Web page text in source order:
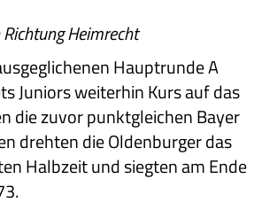
Heimrecht
Hauptrunde A
Juniors weiterhin Kurs auf das
die zuvor punktgleichen Bayer
drehten die Oldenburger das
Halbzeit und siegten am Ende